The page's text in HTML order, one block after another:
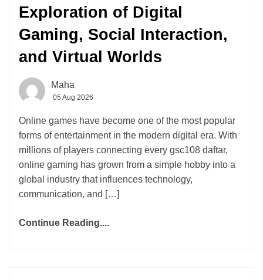
Exploration of Digital
Gaming, Social Interaction,
and Virtual Worlds
Maha
05 Aug 2026
Online games have become one of the most popular
forms of entertainment in the modern digital era. With
millions of players connecting every gsc108 daftar,
online gaming has grown from a simple hobby into a
global industry that influences technology,
communication, and […]
Continue Reading....